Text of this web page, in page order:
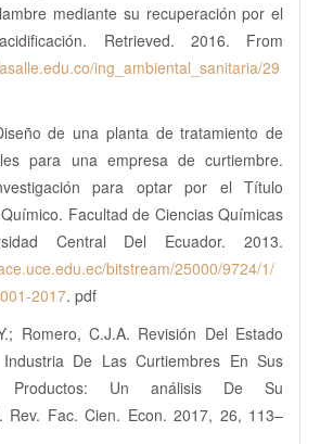
mediante su recuperación por el
Retrieved. 2016. From
ing_ambiental_sanitaria/29
de una planta de tratamiento de
para una empresa de curtiembre.
para optar por el Título
Facultad de Ciencias Químicas
Central Del Ecuador. 2013.
bitstream/25000/9724/1/
2017. pdf
Romero, C.J.A. Revisión Del Estado
De Las Curtiembres En Sus
Productos: Un análisis De Su
Rev. Fac. Cien. Econ. 2017, 26, 113–